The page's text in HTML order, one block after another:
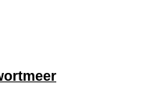
sagt: